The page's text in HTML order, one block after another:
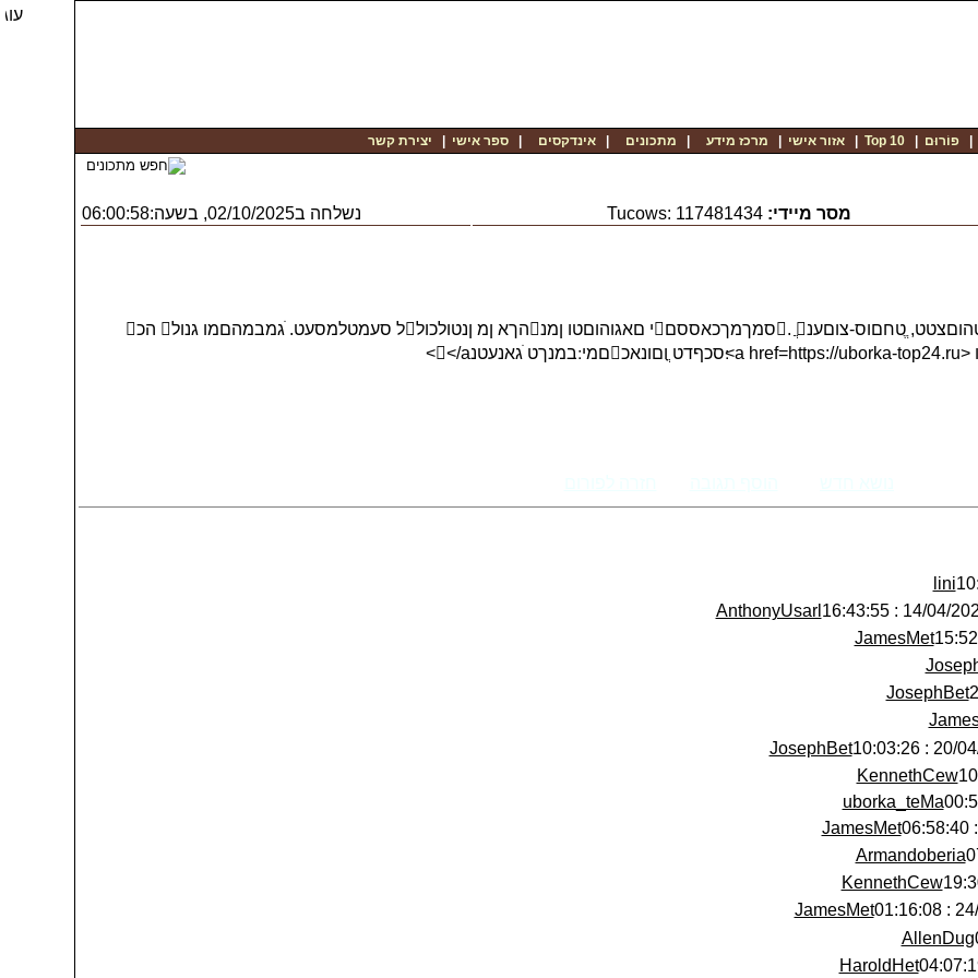
|פוֹרוּם |
Top 10
|אזור אישי מרכז מידע מתכונים |אינדקסים |ספר אישי יצירת קשר
מסר מיידי:Tucows: 117481434 נשלחה ב02/10/2025, בשעה:06:00:58
־קטשוםטו ג ׁאםךע-ֿועונבףנדו! ֺגאנעטנ, ַאדמנמהםו נוחטהוםצטט, ֱטחםוס-צוםענ. ֲסמךמךכאססםי םאגוהוםטו ןמנהךא ןמ ןנטולכולל סעמטלמסעט. ׁגמבמהםמו גנול הכ
lini
14/04/2025 :
AnthonyUsarl
JamesMet
JosephBet
20/04/
JosephBet
KennethCew
uborka_teMa
JamesMet
Armandoberia
KennethCew
24/
JamesMet
AllenDug
HaroldHet